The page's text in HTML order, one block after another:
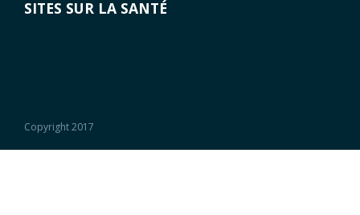
SITES SUR LA SANTÉ
Copyright 2017